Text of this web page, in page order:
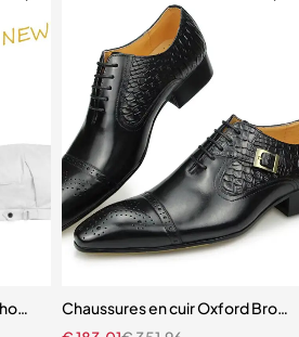
Chaussures en cuir Oxford